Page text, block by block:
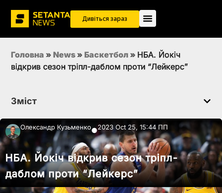
Дивіться зараз
Головна » News » Баскетбол » НБА. Йокіч
відкрив сезон тріпл-даблом проти “Лейкерс”
Зміст
Олександр Кузьменко●2023 Oct 25, 15:44 ПП
НБА. Йокіч відкрив сезон тріпл-
даблом проти “Лейкерс”